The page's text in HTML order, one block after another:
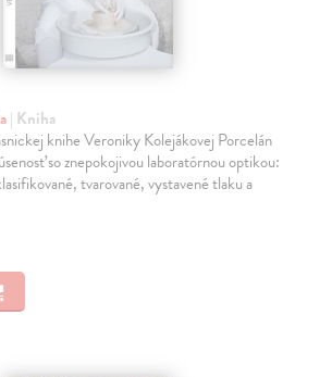
| Kniha
knihe Veroniky Kolejákovej Porcelán
so znepokojivou laboratórnou optikou:
tvarované, vystavené tlaku a